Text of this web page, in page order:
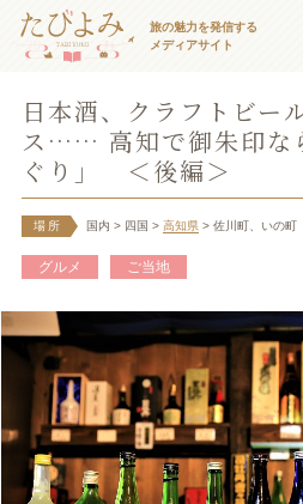
旅の魅力を発信する
メディアサイト
日本酒、クラフトビー
ス…… 高知で御朱印な
ぐり」 ＜後編＞
場所 国内 > 四国 > 高知県 > 佐川町、いの町
グルメ ご当地